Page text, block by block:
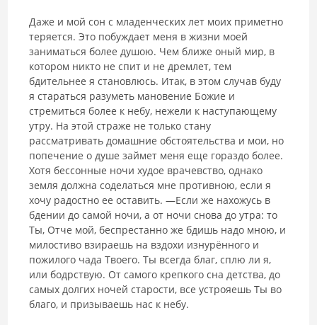
Даже и мой сон с младенческих лет моих приметно
теряется. Это побуждает меня в жизни моей
заниматься более душою. Чем ближе оный мир, в
котором никто не спит и не дремлет, тем
бдительнее я становлюсь. Итак, в этом случав буду
я стараться разуметь мановение Божие и
стремиться более к небу, нежели к наступающему
утру. На этой страже не только стану
рассматривать домашние обстоятельства и мои, но
попечение о душе займет меня еще гораздо более.
Хотя бессонные ночи худое врачевство, однако
земля должна соделаться мне противною, если я
хочу радостно ее оставить. ―Если же нахожусь в
бдении до самой ночи, а от ночи снова до утра: то
Ты, Отче мой, беспрестанно же бдишь надо мною, и
милостиво взираешь на вздохи изнурённого и
пожилого чада Твоего. Ты всегда благ, сплю ли я,
или бодрствую. От самого крепкого сна детства, до
самых долгих ночей старости, все устрояешь Ты во
благо, и призываешь нас к небу.